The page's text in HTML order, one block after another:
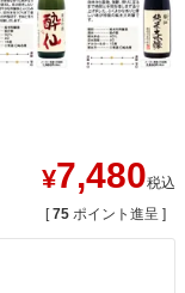
¥7,480税込
[ 75 ポイント進呈 ]